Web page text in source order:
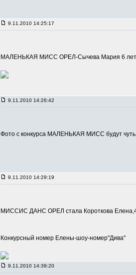
9.11.2010 14:25:17
МАЛЕНЬКАЯ МИСС ОРЕЛ-Сычева Мария 6
9.11.2010 14:26:42
Фото с конкурса МАЛЕНЬКАЯ МИСС будут
9.11.2010 14:29:19
МИССИС ДАНС ОРЕЛ стала Короткова
Конкурсный номер Елены-шоу-номер"Дива"
9.11.2010 14:39:20